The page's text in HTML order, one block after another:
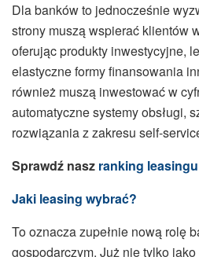
Dla banków to jednocześnie
strony muszą wspierać klientów
oferując produkty inwestycyjne,
elastyczne formy finansowania
również muszą inwestować w
automatyczne systemy obsługi,
rozwiązania z zakresu self-
Sprawdź nasz ranking leasingu
Jaki leasing wybrać?
To oznacza zupełnie nową rolę
gospodarczym. Już nie tylko